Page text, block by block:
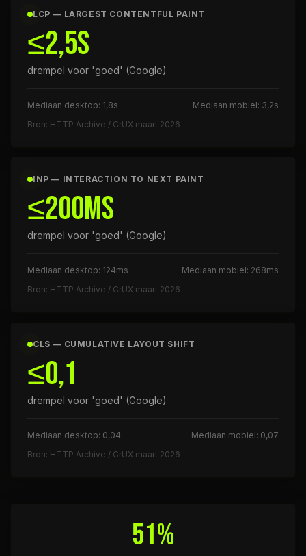
LCP — LARGEST CONTENTFUL PAINT
≤2,5s
drempel voor 'goed' (Google)
Mediaan desktop: 1,8s
Mediaan mobiel: 3,2s
Bron: HTTP Archive / CrUX maart 2026
INP — INTERACTION TO NEXT PAINT
≤200ms
drempel voor 'goed' (Google)
Mediaan desktop: 124ms
Mediaan mobiel: 268ms
Bron: HTTP Archive / CrUX maart 2026
CLS — CUMULATIVE LAYOUT SHIFT
≤0,1
drempel voor 'goed' (Google)
Mediaan desktop: 0,04
Mediaan mobiel: 0,07
Bron: HTTP Archive / CrUX maart 2026
51%